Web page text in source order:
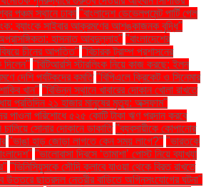
পঞ্চম স্থানে ঢাকা "বাংলাদেশ ডেভেলপমেন্ট পার্টি পেল
ব্যাংকে সাইবার আক্রমণের আশঙ্কাজনক বৃদ্ধি"
হাসনাত আবদুল্লাহ" "বাংলাদেশের
চীনের আপত্তি" "বিচারক ট্রাম্প প্রশাসনের
দিলেন" "বিটিআরসি স্টারলিংক নিয়ে কাজ করছে: ইলন
দেশি পর্যটকদের কমতি "বিপিএলে ক্রিকেট ও সিনেমার
খান" "বিভিন্ন স্থানে খাবারের দোকান খোলা রাখতে
প্রতিদিন ২১ হাজার মানুষের মৃত্যু: অক্সফাম"
পাওনা পরিশোধে ৫২৫ কোটি টাকা ঋণ প্রদান করবে
সোনার দোকানে ডাকাতি "ব্যবসায়ীকে কোপানোর
"ভাঙা হাড় জোড়া লাগতে কেন সময় লাগে?" "ভারতকে
"ভালোবাসা দিবসে ‘তামাশা’ পোস্ট নিয়ে ব্যাখ্যা
"ভিনিসিয়ুসকে সৌদি ক্লাবে যাওয়া থেকে বিরত রাখতে
উত্তরে ছাত্রদল নেত্রীর বাড়িতে অগ্নিসংযোগের ঘটনা"